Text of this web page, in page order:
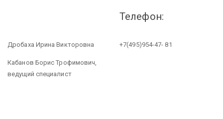
Телефон:
Дробаха Ирина Викторовна +7(495)954-47- 81
Кабанов Борис Трофимович,
ведущий специалист